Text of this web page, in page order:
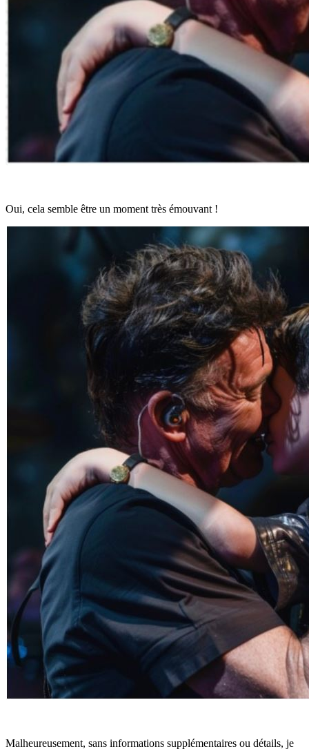
Oui, cela semble être un moment très émouvant !
Malheureusement, sans informations supplémentaires ou détails, je